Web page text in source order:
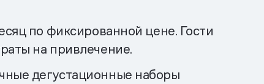
по фиксированной цене. Гости
на привлечение.
дегустационные наборы